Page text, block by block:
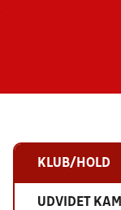
KLUB/HOLD
UDVIDET